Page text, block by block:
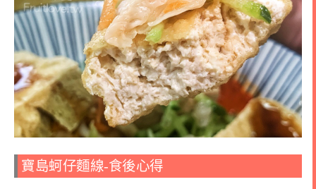
寶島蚵仔麵線-食後心得